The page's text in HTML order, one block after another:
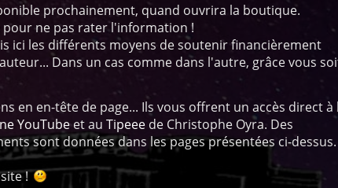
prochainement, quand ouvrira la boutique.
pour ne pas rater l'information !
ici les différents moyens de soutenir financièrement
Dans un cas comme dans l'autre, grâce vous
en en-tête de page... Ils vous offrent un accès direct à
YouTubeet au Tipeeede Christophe Oyra. Des
sont données dans les pages présentées ci-dessus.
!